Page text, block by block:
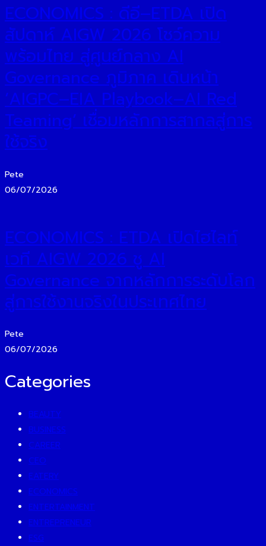
ECONOMICS : ดีอี–ETDA เปิด
สัปดาห์ AIGW 2026 โชว์ความ
พร้อมไทย สู่ศูนย์กลาง AI
Governance ภูมิภาค เดินหน้า
‘AIGPC–EIA Playbook–AI Red
Teaming’ เชื่อมหลักการสากลสู่การ
ใช้จริง
Pete
06/07/2026
ECONOMICS : ETDA เปิดไฮไลท์
เวที AIGW 2026 ชู AI
Governance จากหลักการระดับโลก
สู่การใช้งานจริงในประเทศไทย
Pete
06/07/2026
Categories
BEAUTY
BUSINESS
CAREER
CEO
EATERY
ECONOMICS
ENTERTAINMENT
ENTREPRENEUR
ESG